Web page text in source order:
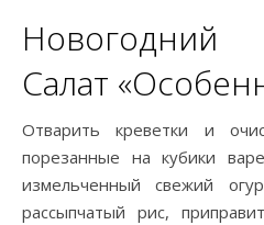
Салат
Отварить креветки и
порезанные на кубики
измельченный свежий
рассыпчатый рис,